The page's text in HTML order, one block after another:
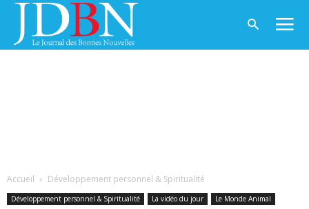
Accueil Développement personnel & Spiritualité
Développement personnel & Spiritualité La vidéo du jour Le Monde Animal